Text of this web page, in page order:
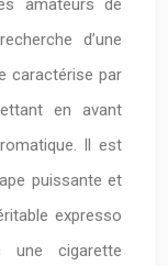
amateurs de
d’une
caractérise par
en avant
Il est
puissante et
expresso
cigarette